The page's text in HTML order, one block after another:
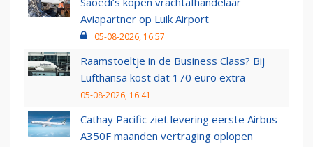
Aviapartner op Luik Airport
05-08-2026, 16:57
Raamstoeltje in de Business Class? Bij
Lufthansa kost dat 170 euro extra
05-08-2026, 16:41
Cathay Pacific ziet levering eerste Airbus
A350F maanden vertraging oplopen